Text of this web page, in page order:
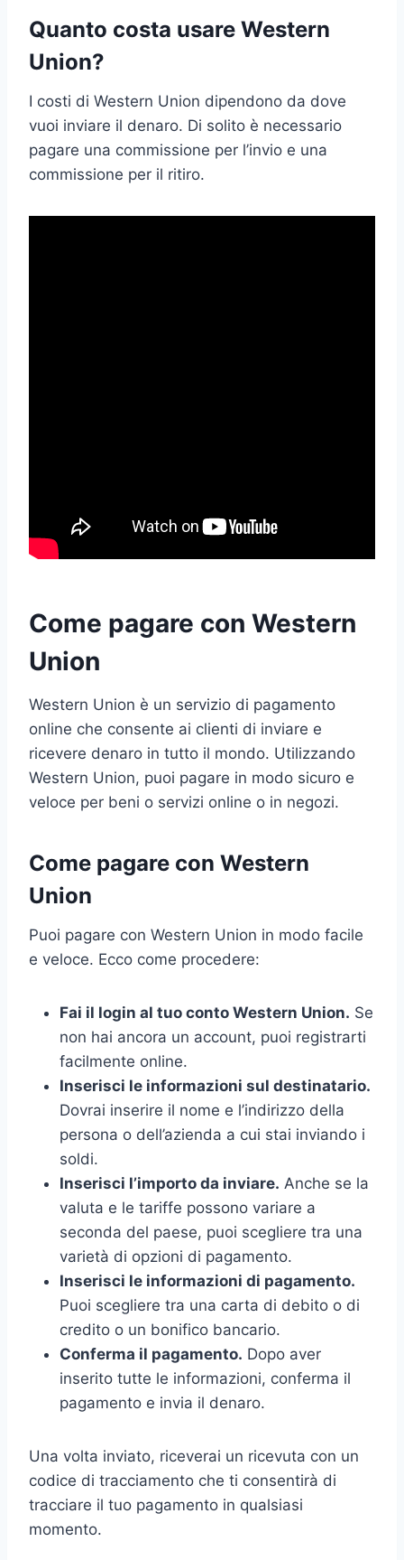
Quanto costa usare Western
Union?
I costi di Western Union dipendono da dove
vuoi inviare il denaro. Di solito è necessario
pagare una commissione per l’invio e una
commissione per il ritiro.
Come pagare con Western
Union
Western Union è un servizio di pagamento
online che consente ai clienti di inviare e
ricevere denaro in tutto il mondo. Utilizzando
Western Union, puoi pagare in modo sicuro e
veloce per beni o servizi online o in negozi.
Come pagare con Western
Union
Puoi pagare con Western Union in modo facile
e veloce. Ecco come procedere:
Fai il login al tuo conto Western Union. Se
non hai ancora un account, puoi registrarti
facilmente online.
Inserisci le informazioni sul destinatario.
Dovrai inserire il nome e l’indirizzo della
persona o dell’azienda a cui stai inviando i
soldi.
Inserisci l’importo da inviare. Anche se la
valuta e le tariffe possono variare a
seconda del paese, puoi scegliere tra una
varietà di opzioni di pagamento.
Inserisci le informazioni di pagamento.
Puoi scegliere tra una carta di debito o di
credito o un bonifico bancario.
Conferma il pagamento. Dopo aver
inserito tutte le informazioni, conferma il
pagamento e invia il denaro.
Una volta inviato, riceverai un ricevuta con un
codice di tracciamento che ti consentirà di
tracciare il tuo pagamento in qualsiasi
momento.